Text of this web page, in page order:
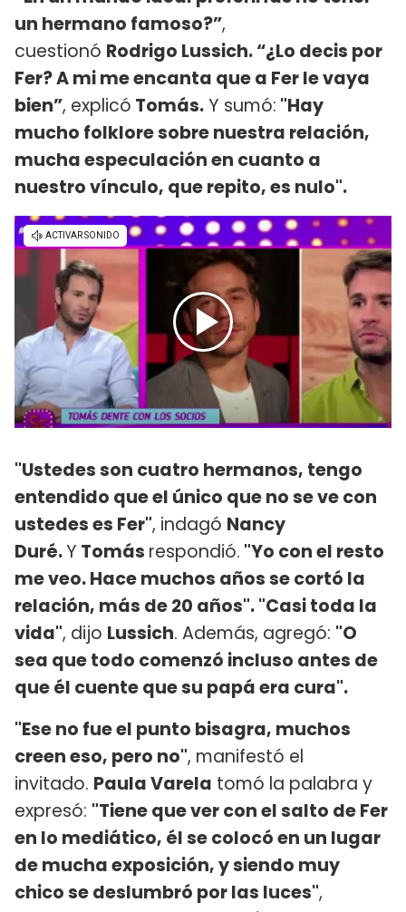
un hermano famoso?”,
cuestionó Rodrigo Lussich. “¿Lo decis por
Fer? A mi me encanta que a Fer le vaya
bien”, explicó Tomás.Y sumó: "Hay
mucho folklore sobre nuestra relación,
mucha especulación en cuanto a
nuestro vínculo, que repito, es nulo".
"Ustedes son cuatro hermanos, tengo
entendido que el único que no se ve con
ustedes es Fer", indagó Nancy
Duré.Y Tomás respondió. "Yo con el resto
me veo. Hace muchos años se cortó la
relación, más de 20 años". "Casi toda la
vida", dijo Lussich. Además, agregó: "O
sea que todo comenzó incluso antes de
que él cuente que su papá era cura".
"Ese no fue el punto bisagra, muchos
creen eso, pero no", manifestó el
invitado. Paula Varela tomó la palabra y
expresó: "Tiene que ver con el salto de Fer
en lo mediático, él se colocó en un lugar
de mucha exposición, y siendo muy
chico se deslumbró por las luces",